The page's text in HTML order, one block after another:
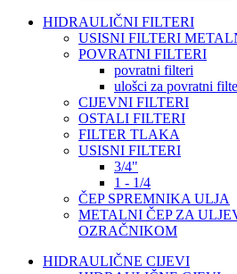
HIDRAULIČNI FILTERI
USISNI FILTERI
POVRATNI FILTERI
povratni filteri
ulošci za povratni
CIJEVNI FILTERI
OSTALI FILTERI
FILTER TLAKA
USISNI FILTERI
3/4"
1 - 1/4
ČEP SPREMNIKA ULJA
METALNI ČEP ZA
OZRAČNIKOM
HIDRAULIČNE CIJEVI